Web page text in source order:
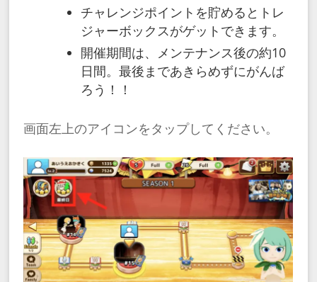
チャレンジポイントを貯めるとトレ
ジャーボックスがゲットできます。
開催期間は、メンテナンス後の約10
日間。最後まであきらめずにがんば
ろう！！
画面左上のアイコンをタップしてください。